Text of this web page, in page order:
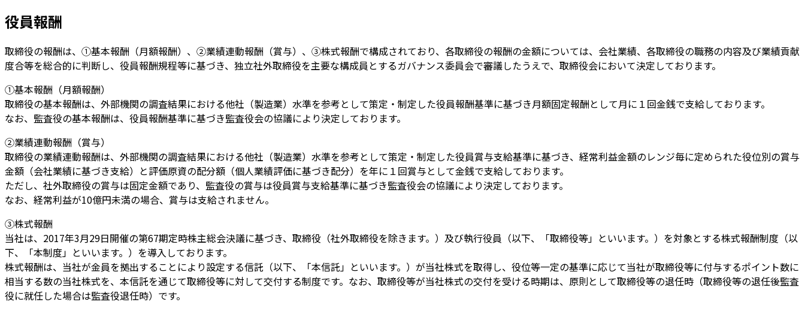
役員報酬
取締役の報酬は、①基本報酬（月額報酬）、②業績連動報酬（賞与）、③株式報酬で構成されており、各取締役の報酬の金額については、会社業績、各取締役の職務の内容及び業績貢献
度合等を総合的に判断し、役員報酬規程等に基づき、独立社外取締役を主要な構成員とするガバナンス委員会で審議したうえで、取締役会において決定しております。
①基本報酬（月額報酬）
取締役の基本報酬は、外部機関の調査結果における他社（製造業）水準を参考として策定・制定した役員報酬基準に基づき月額固定報酬として月に１回金銭で支給しております。
なお、監査役の基本報酬は、役員報酬基準に基づき監査役会の協議により決定しております。
②業績連動報酬（賞与）
取締役の業績連動報酬は、外部機関の調査結果における他社（製造業）水準を参考として策定・制定した役員賞与支給基準に基づき、経常利益金額のレンジ毎に定められた役位別の賞与
金額（会社業績に基づき支給）と評価原資の配分額（個人業績評価に基づき配分）を年に１回賞与として金銭で支給しております。
ただし、社外取締役の賞与は固定金額であり、監査役の賞与は役員賞与支給基準に基づき監査役会の協議により決定しております。
なお、経常利益が10億円未満の場合、賞与は支給されません。
③株式報酬
当社は、2017年3月29日開催の第67期定時株主総会決議に基づき、取締役（社外取締役を除きます。）及び執行役員（以下、「取締役等」といいます。）を対象とする株式報酬制度（以
下、「本制度」といいます。）を導入しております。
株式報酬は、当社が金員を拠出することにより設定する信託（以下、「本信託」といいます。）が当社株式を取得し、役位等一定の基準に応じて当社が取締役等に付与するポイント数に
相当する数の当社株式を、本信託を通じて取締役等に対して交付する制度です。なお、取締役等が当社株式の交付を受ける時期は、原則として取締役等の退任時（取締役等の退任後監査
役に就任した場合は監査役退任時）です。